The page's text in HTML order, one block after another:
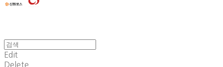
Edit
Delete